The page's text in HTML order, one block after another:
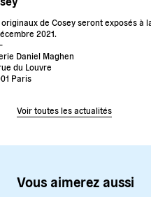
originaux de Cosey seront exposés à
2021.
Daniel Maghen
du Louvre
Paris
Voir toutes les actualités
Vous aimerez aussi